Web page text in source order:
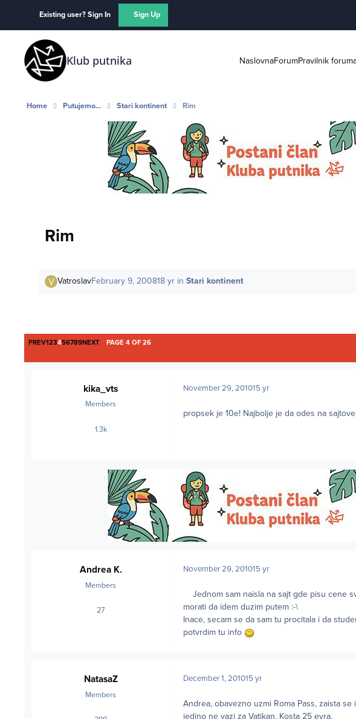
Existing user? Sign In Sign Up
Klub putnika NaslovnaForumPravilnik
Home Putujemo... Stari kontinent Rim
Rim
VatroslavFebruary 9, 200818 yrin Stari kontinent
FIRST PAGE
PREV123456789NEXTLAST PAGE
PAGE 4 OF 26
kika_vts
Members
1.3kposts
November 29, 201015 yr
propsek je 10e! Najbolje je da odes na
Andrea K.
Members
27posts
November 29, 201015 yr
Jednom sam naisla na sajt gde pisu cene
morati da idem duzim putem :-\
Inace, secam se da sam tu procitala i da
potvrdim tu info
NatasaZ
Members
December 1, 201015 yr
Andrea, obavezno uzmi Roma Pass, zaista
jedino ne vazi za Vatikan. Kosta 25 evra.